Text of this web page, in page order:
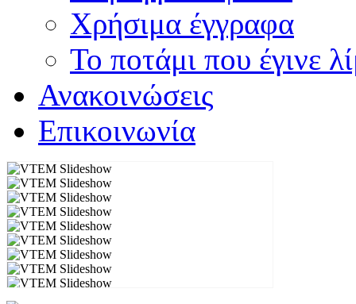
Χρήσιμα έγγραφα
Το ποτάμι που έγινε
Ανακοινώσεις
Επικοινωνία